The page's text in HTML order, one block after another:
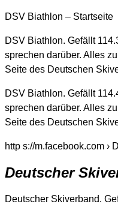
DSV Biathlon – Startseite
DSV Biathlon. Gefällt
sprechen darüber. Alles
Seite des Deutschen
DSV Biathlon. Gefällt
sprechen darüber. Alles
Seite des Deutschen
http s://m.facebook.com ›
Deutscher
Deutscher Skiverband.